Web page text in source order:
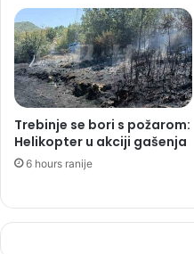
Trebinje se bori s požarom:
Helikopter u akciji gašenja
6 hours ranije